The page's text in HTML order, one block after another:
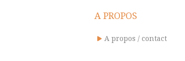
A PROPOS
A propos / contact